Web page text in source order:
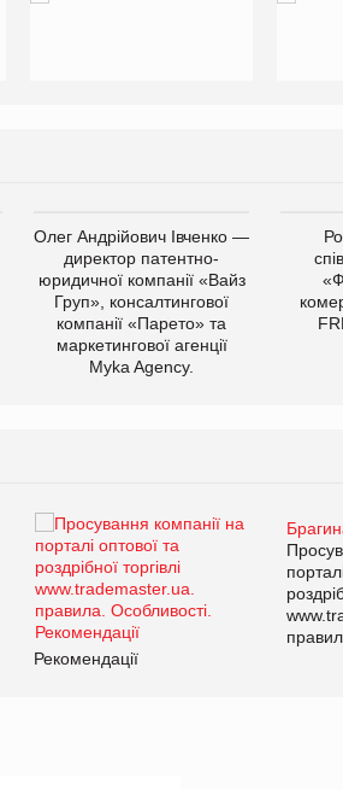
Олег Андрійович Івченко —
директор патентно-
юридичної компанії «Вайз
Груп», консалтингової
компанії «Парето» та
маркетингової агенції
Myka Agency.
Рекомендації